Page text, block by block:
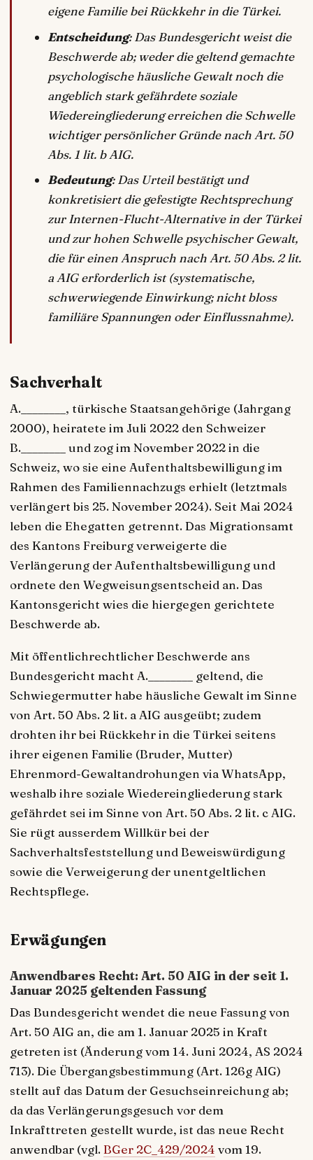
eigene Familie bei Rückkehr in die Türkei.
Entscheidung: Das Bundesgericht weist die
Beschwerde ab; weder die geltend gemachte
psychologische häusliche Gewalt noch die
angeblich stark gefährdete soziale
Wiedereingliederung erreichen die Schwelle
wichtiger persönlicher Gründe nach Art. 50
Abs. 1 lit. b AIG.
Bedeutung: Das Urteil bestätigt und
konkretisiert die gefestigte Rechtsprechung
zur Internen-Flucht-Alternative in der Türkei
und zur hohen Schwelle psychischer Gewalt,
die für einen Anspruch nach Art. 50 Abs. 2 lit.
a AIG erforderlich ist (systematische,
schwerwiegende Einwirkung; nicht bloss
familiäre Spannungen oder Einflussnahme).
Sachverhalt
A.________, türkische Staatsangehörige (Jahrgang
2000), heiratete im Juli 2022 den Schweizer
B.________ und zog im November 2022 in die
Schweiz, wo sie eine Aufenthaltsbewilligung im
Rahmen des Familiennachzugs erhielt (letztmals
verlängert bis 25. November 2024). Seit Mai 2024
leben die Ehegatten getrennt. Das Migrationsamt
des Kantons Freiburg verweigerte die
Verlängerung der Aufenthaltsbewilligung und
ordnete den Wegweisungsentscheid an. Das
Kantonsgericht wies die hiergegen gerichtete
Beschwerde ab.
Mit öffentlichrechtlicher Beschwerde ans
Bundesgericht macht A.________ geltend, die
Schwiegermutter habe häusliche Gewalt im Sinne
von Art. 50 Abs. 2 lit. a AIG ausgeübt; zudem
drohten ihr bei Rückkehr in die Türkei seitens
ihrer eigenen Familie (Bruder, Mutter)
Ehrenmord-Gewaltandrohungen via WhatsApp,
weshalb ihre soziale Wiedereingliederung stark
gefährdet sei im Sinne von Art. 50 Abs. 2 lit. c AIG.
Sie rügt ausserdem Willkür bei der
Sachverhaltsfeststellung und Beweiswürdigung
sowie die Verweigerung der unentgeltlichen
Rechtspflege.
Erwägungen
Anwendbares Recht: Art. 50 AIG in der seit 1.
Januar 2025 geltenden Fassung
Das Bundesgericht wendet die neue Fassung von
Art. 50 AIG an, die am 1. Januar 2025 in Kraft
getreten ist (Änderung vom 14. Juni 2024, AS 2024
713). Die Übergangsbestimmung (Art. 126g AIG)
stellt auf das Datum der Gesuchseinreichung ab;
da das Verlängerungsgesuch vor dem
Inkrafttreten gestellt wurde, ist das neue Recht
anwendbar (vgl.BGer 2C_429/2024 vom 19.